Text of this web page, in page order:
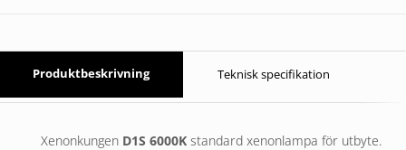
Produktbeskrivning Teknisk specifikation
Xenonkungen D1S 6000Kstandard xenonlampa för utbyte.